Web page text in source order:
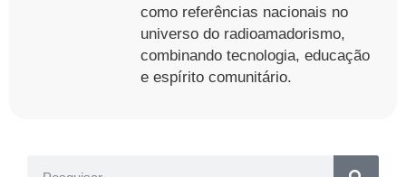
como referências nacionais no
universo do radioamadorismo,
combinando tecnologia, educação
e espírito comunitário.